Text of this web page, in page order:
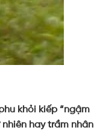
khỏi kiếp “ngậm
hay trầm nhân